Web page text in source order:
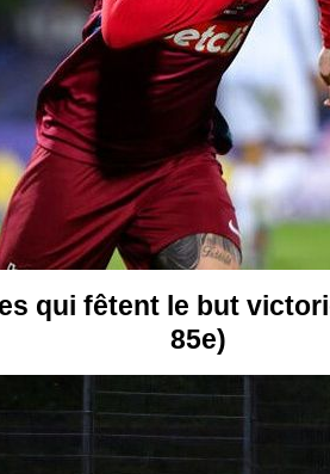
qui fêtent le but
85e)